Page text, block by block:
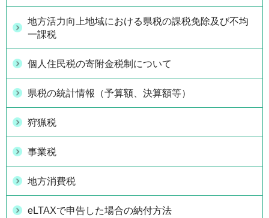
地方活力向上地域における県税の課税免除及び不均
一課税
個人住民税の寄附金税制について
県税の統計情報（予算額、決算額等）
狩猟税
事業税
地方消費税
eLTAXで申告した場合の納付方法